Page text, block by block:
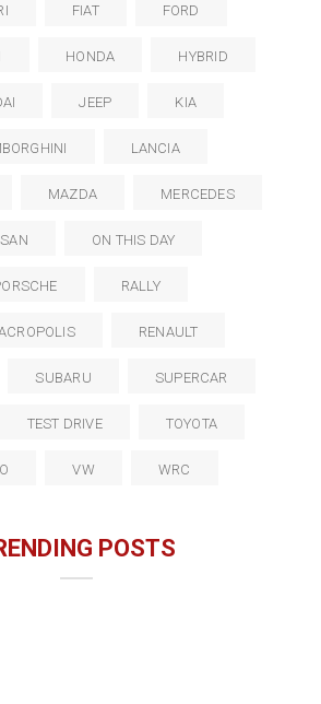
FIAT FORD
HONDA HYBRID
JEEP KIA
LANCIA
MAZDA MERCEDES
ON THIS DAY
RALLY
RENAULT
SUBARU SUPERCAR
TEST DRIVE TOYOTA
VW WRC
POSTS